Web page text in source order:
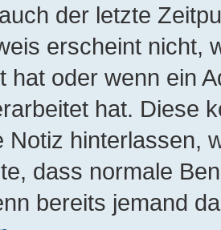
der letzte
erscheint nicht,
hat oder wenn ein
hat. Diese
Notiz hinterlassen,
dass normale
bereits jemand